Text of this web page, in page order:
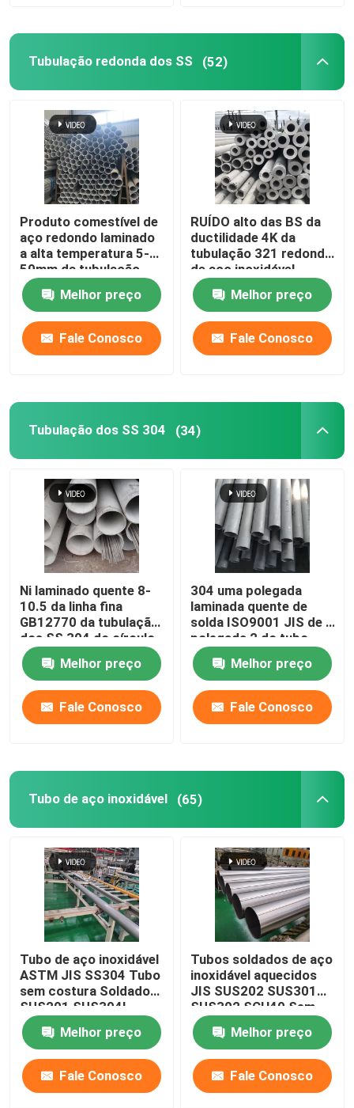
Casa
Produtos
Vídeos
Sobre nós
Excursão da fábrica
Controle da qualidade
Contacte-nos
Notícia
Casos
tubulação sem emenda dos ss
Tubulação redonda dos SS
Tubulação dos SS 304
Tubo de aço inoxidável
placa de alumínio da folha
Tubulação redonda dos SS (52)
Produto comestível de
aço redondo laminado
a alta temperatura 5-
50mm da tubulação
316 do RUÍDO 314 de
AISI
Melhor preço
Fale Conosco
RUÍDO alto das BS da
ductilidade 4K da
tubulação 321 redonda
de aço inoxidável
laminada a alta
temperatura dos
VAGABUNDOS 317
Melhor preço
Fale Conosco
Tubulação dos SS 304 (34)
Ni laminado quente 8-
10.5 da linha fina
GB12770 da tubulação
dos SS 304 do círculo
de H8 H9
Melhor preço
Fale Conosco
304 uma polegada
laminada quente de
solda ISO9001 JIS de 1
polegada 2 do tubo
redondo inoxidável
Melhor preço
Fale Conosco
Tubo de aço inoxidável (65)
Tubo de aço inoxidável
ASTM JIS SS304 Tubo
sem costura Soldado
SUS201 SUS304L
TP316
Melhor preço
Fale Conosco
Tubos soldados de aço
inoxidável aquecidos
JIS SUS202 SUS301
SUS302 SCH40 Sem
costura Brilhante
Melhor preço
Fale Conosco